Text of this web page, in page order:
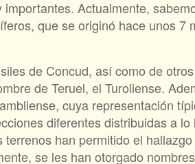
Actualmente,
que se originó hace unos
de Concud, así como de
de Teruel, el Turoliense.
cuya representación
diferentes distribuidas a
terrenos han permitido el
se les han otorgado